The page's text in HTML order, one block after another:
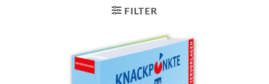
FILTER